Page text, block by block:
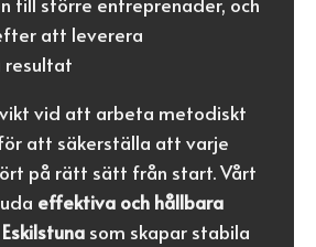
att leverera
resultat
vid att arbeta metodiskt
att säkerställa att varje
på rätt sätt från start. Vårt
effektiva och hållbara
som skapar stabila